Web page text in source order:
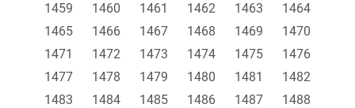
1459
1460 1461 1462 1463
1464
1465
1466 1467 1468 1469
1470
1471
1472 1473 1474 1475
1476
1477
1478 1479 1480 1481
1482
1483
1484 1485 1486 1487
1488